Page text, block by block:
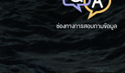
ช่องทางการสอบถามข้อมูล